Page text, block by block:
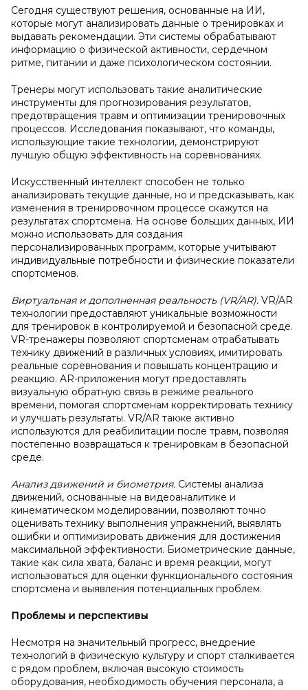
Сегодня существуют решения, основанные на ИИ,
которые могут анализировать данные о тренировках и
выдавать рекомендации. Эти системы обрабатывают
информацию о физической активности, сердечном
ритме, питании и даже психологическом состоянии.
Тренеры могут использовать такие аналитические
инструменты для прогнозирования результатов,
предотвращения травм и оптимизации тренировочных
процессов. Исследования показывают, что команды,
использующие такие технологии, демонстрируют
лучшую общую эффективность на соревнованиях.
Искусственный интеллект способен не только
анализировать текущие данные, но и предсказывать, как
изменения в тренировочном процессе скажутся на
результатах спортсмена. На основе больших данных, ИИ
можно использовать для создания
персонализированных программ, которые учитывают
индивидуальные потребности и физические показатели
спортсменов.
Виртуальная и дополненная реальность (VR/AR). VR/AR
технологии предоставляют уникальные возможности
для тренировок в контролируемой и безопасной среде.
VR-тренажеры позволяют спортсменам отрабатывать
технику движений в различных условиях, имитировать
реальные соревнования и повышать концентрацию и
реакцию. AR-приложения могут предоставлять
визуальную обратную связь в режиме реального
времени, помогая спортсменам корректировать технику
и улучшать результаты. VR/AR также активно
используются для реабилитации после травм, позволяя
постепенно возвращаться к тренировкам в безопасной
среде.
Анализ движений и биометрия. Системы анализа
движений, основанные на видеоаналитике и
кинематическом моделировании, позволяют точно
оценивать технику выполнения упражнений, выявлять
ошибки и оптимизировать движения для достижения
максимальной эффективности. Биометрические данные,
такие как сила хвата, баланс и время реакции, могут
использоваться для оценки функционального состояния
спортсмена и выявления потенциальных проблем.
Проблемы и перспективы
Несмотря на значительный прогресс, внедрение
технологий в физическую культуру и спорт сталкивается
с рядом проблем, включая высокую стоимость
оборудования, необходимость обучения персонала, а